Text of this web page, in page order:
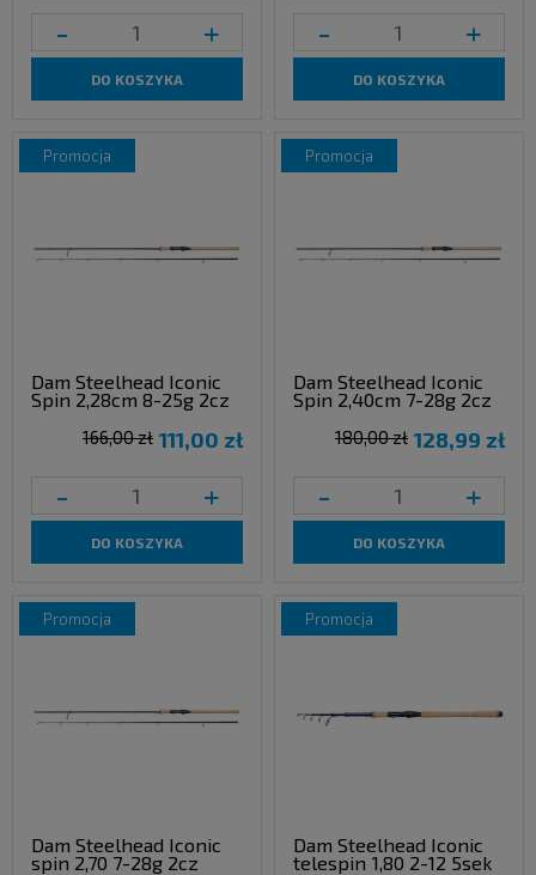
- +
DO KOSZYKA
- +
DO KOSZYKA
Dam Steelhead Iconic
Spin 2,28cm 8-25g 2cz
111,00 zł
166,00 zł
- +
DO KOSZYKA
promocja
Dam Steelhead Iconic
Spin 2,40cm 7-28g 2cz
128,99 zł
180,00 zł
- +
DO KOSZYKA
promocja
Dam Steelhead Iconic
spin 2,70 7-28g 2cz
promocja
Dam Steelhead Iconic
telespin 1,80 2-12 5sek
promocja